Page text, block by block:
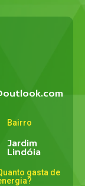
Bairro
Jardim
Lindóia
gasta de